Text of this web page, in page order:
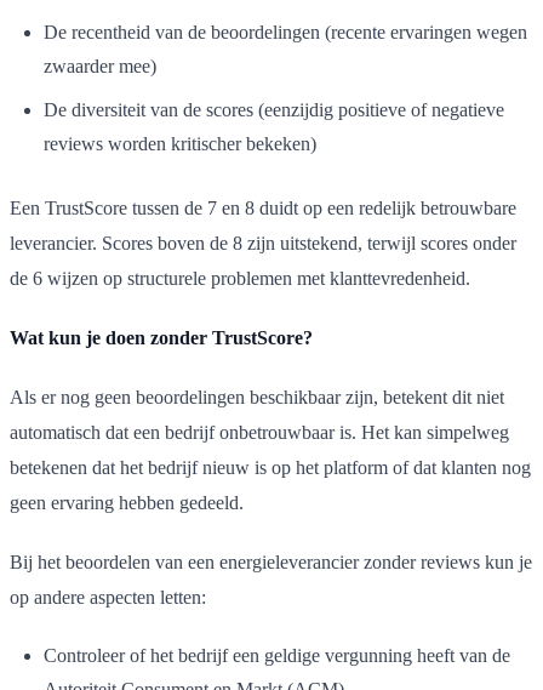
De recentheid van de beoordelingen (recente ervaringen wegen
zwaarder mee)
De diversiteit van de scores (eenzijdig positieve of negatieve
reviews worden kritischer bekeken)
Een TrustScore tussen de 7 en 8 duidt op een redelijk betrouwbare
leverancier. Scores boven de 8 zijn uitstekend, terwijl scores onder
de 6 wijzen op structurele problemen met klanttevredenheid.
Wat kun je doen zonder TrustScore?
Als er nog geen beoordelingen beschikbaar zijn, betekent dit niet
automatisch dat een bedrijf onbetrouwbaar is. Het kan simpelweg
betekenen dat het bedrijf nieuw is op het platform of dat klanten nog
geen ervaring hebben gedeeld.
Bij het beoordelen van een energieleverancier zonder reviews kun je
op andere aspecten letten:
Controleer of het bedrijf een geldige vergunning heeft van de